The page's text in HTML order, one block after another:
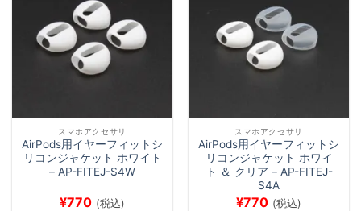
スマホアクセサリ
AirPods用イヤーフィットシ
リコンジャケット ホワイト
– AP-FITEJ-S4W
¥770 (税込)
スマホアクセサリ
AirPods用イヤーフィットシ
リコンジャケット ホワイ
ト ＆ クリア – AP-FITEJ-
S4A
¥770 (税込)